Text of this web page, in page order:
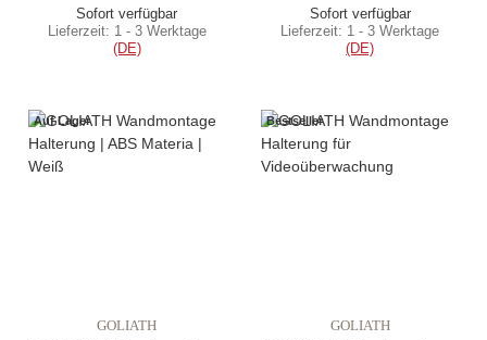
Sofort verfügbar
Lieferzeit: 1 - 3 Werktage
(DE)
Sofort verfügbar
Lieferzeit: 1 - 3 Werktage
(DE)
Auf Lager
GOLIATH
Bestseller
GOLIATH